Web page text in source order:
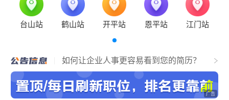
台山站 鹤山站 开平站 恩平站 江门站
江门好工作！
如何让企业人事更容易看到您的简历？
关于招聘企业上传营业执照公告